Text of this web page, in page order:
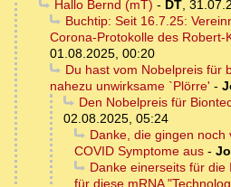
Hallo Bernd (mT) - DT,
Buchtip: Seit 16.7.25:
Corona-Protokolle des Robert-
01.08.2025, 00:20
Du hast vom Nobelpreis für
nahezu unwirksame `Plörre' -
Den Nobelpreis für
02.08.2025, 05:24
Danke, die gingen noch
COVID Symptome aus -
Danke einerseits für
für diese mRNA